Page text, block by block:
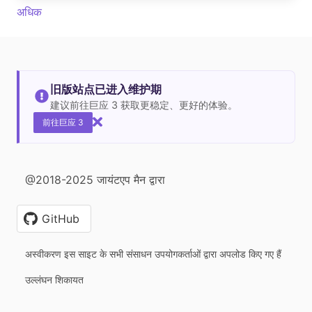
अधिक
旧版站点已进入维护期
建议前往巨应 3 获取更稳定、更好的体验。
前往巨应 3
@2018-2025 जायंटएप मैन द्वारा
GitHub
अस्वीकरण इस साइट के सभी संसाधन उपयोगकर्ताओं द्वारा अपलोड किए गए हैं
उल्लंघन शिकायत